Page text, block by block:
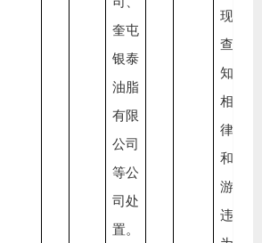
奎屯
银泰
油脂
有限
公司
等公
司处
置。
现场检
查时告
知企业
相关法
律法规
和上下
游企业
违法行